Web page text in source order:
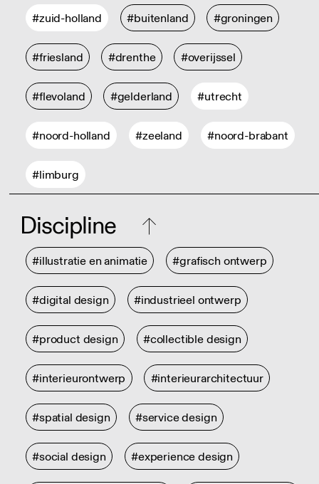
#zuid-holland #buitenland #groningen
#friesland #drenthe #overijssel
#flevoland #gelderland #utrecht
#noord-holland #zeeland #noord-brabant
#limburg
Discipline
#illustratie en animatie #grafisch ontwerp
#digital design #industrieel ontwerp
#product design #collectible design
#interieurontwerp #interieurarchitectuur
#spatial design #service design
#social design #experience design